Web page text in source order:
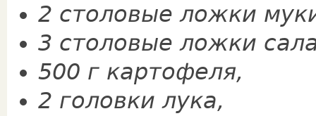
2 столовые ложки
3 столовые ложки
500 г кар­тофеля,
2 головки лука,